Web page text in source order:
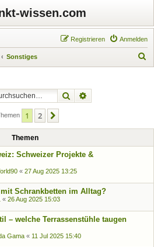
wissen.com
Anmelden
Registrieren
Sonstiges
Suche
1 2
Themen
Schweizer Projekte &
« 27 Aug 2025 13:25
Schrankbetten im Alltag?
« 26 Aug 2025 15:03
– welche Terrassenstühle taugen
Gama « 11 Jul 2025 15:40